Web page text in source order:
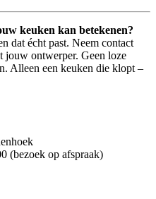
keuken kan betekenen?
dat écht past. Neem contact
jouw ontwerper. Geen loze
Alleen een keuken die klopt –
(bezoek op afspraak)